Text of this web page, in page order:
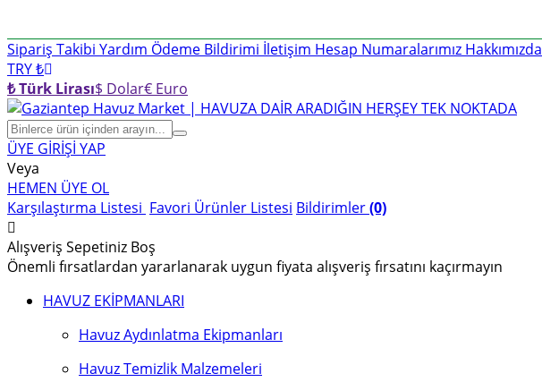
Sipariş Takibi Yardım Ödeme Bildirimi İletişim Hesap Numaralarımız Hakkımızda
TRY ₺
₺ Türk Lirası$ Dolar€ Euro
ÜYE GİRİŞİ YAP
Veya
HEMEN ÜYE OL
Karşılaştırma Listesi Favori Ürünler Listesi Bildirimler(0)
Alışveriş Sepetiniz Boş
Önemli fırsatlardan yararlanarak uygun fiyata alışveriş fırsatını kaçırmayın
HAVUZ EKİPMANLARI
Havuz Aydınlatma Ekipmanları
Havuz Temizlik Malzemeleri